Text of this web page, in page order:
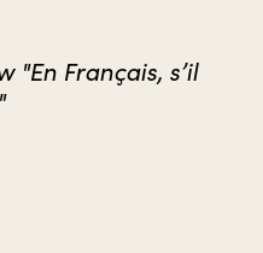
"En Français, s’il